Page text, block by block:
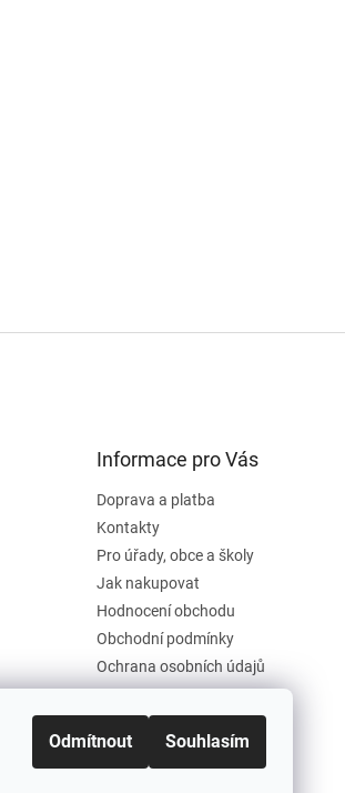
Odmítnout Souhlasím
Informace pro Vás
Doprava a platba
Kontakty
Pro úřady, obce a školy
Jak nakupovat
Hodnocení obchodu
Obchodní podmínky
Ochrana osobních údajů